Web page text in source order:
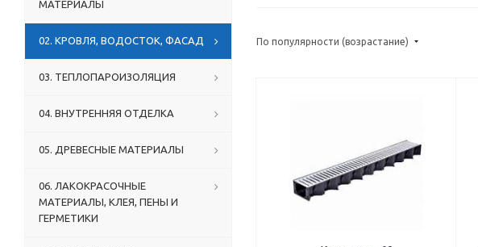
По популярности (возрастание)
МАТЕРИАЛЫ
02. КРОВЛЯ, ВОДОСТОК, ФАСАД
03. ТЕПЛОПАРОИЗОЛЯЦИЯ
04. ВНУТРЕННЯЯ ОТДЕЛКА
05. ДРЕВЕСНЫЕ МАТЕРИАЛЫ
06. ЛАКОКРАСОЧНЫЕ
МАТЕРИАЛЫ, КЛЕЯ, ПЕНЫ И
ГЕРМЕТИКИ